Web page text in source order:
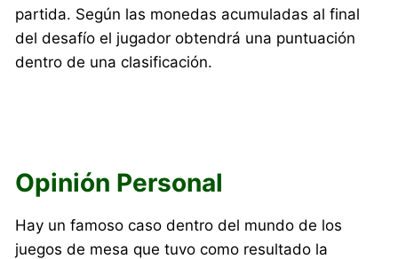
partida. Según las monedas acumuladas al final
del desafío el jugador obtendrá una puntuación
dentro de una clasificación.
Opinión Personal
Hay un famoso caso dentro del mundo de los
juegos de mesa que tuvo como resultado la